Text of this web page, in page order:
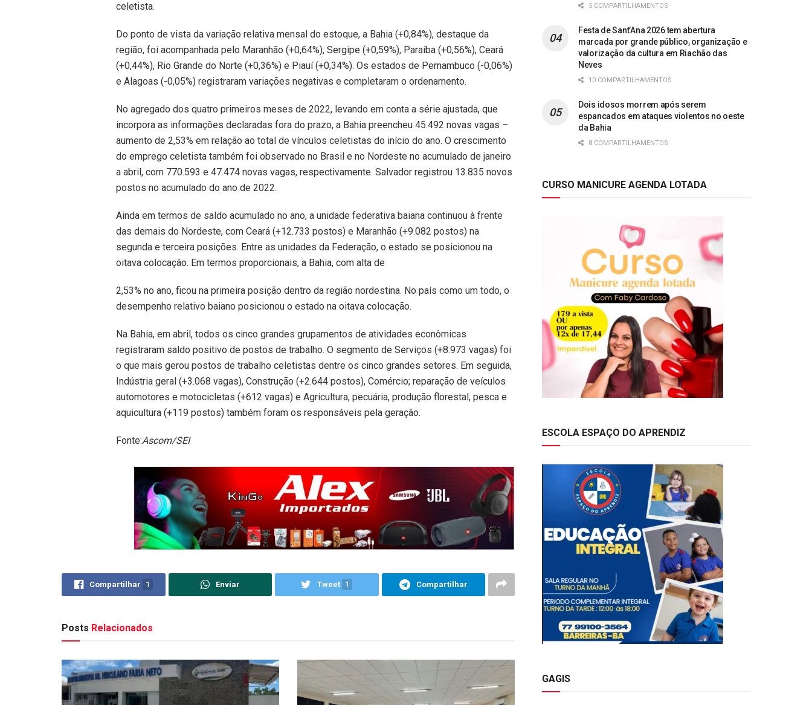
celetista.
Do ponto de vista da variação relativa mensal do estoque, a Bahia (+0,84%), destaque da
região, foi acompanhada pelo Maranhão (+0,64%), Sergipe (+0,59%), Paraíba (+0,56%), Ceará
(+0,44%), Rio Grande do Norte (+0,36%) e Piauí (+0,34%). Os estados de Pernambuco (-0,06%)
e Alagoas (-0,05%) registraram variações negativas e completaram o ordenamento.
No agregado dos quatro primeiros meses de 2022, levando em conta a série ajustada, que
incorpora as informações declaradas fora do prazo, a Bahia preencheu 45.492 novas vagas –
aumento de 2,53% em relação ao total de vínculos celetistas do início do ano. O crescimento
do emprego celetista também foi observado no Brasil e no Nordeste no acumulado de janeiro
a abril, com 770.593 e 47.474 novas vagas, respectivamente. Salvador registrou 13.835 novos
postos no acumulado do ano de 2022.
Ainda em termos de saldo acumulado no ano, a unidade federativa baiana continuou à frente
das demais do Nordeste, com Ceará (+12.733 postos) e Maranhão (+9.082 postos) na
segunda e terceira posições. Entre as unidades da Federação, o estado se posicionou na
oitava colocação. Em termos proporcionais, a Bahia, com alta de
2,53% no ano, ficou na primeira posição dentro da região nordestina. No país como um todo, o
desempenho relativo baiano posicionou o estado na oitava colocação.
Na Bahia, em abril, todos os cinco grandes grupamentos de atividades econômicas
registraram saldo positivo de postos de trabalho. O segmento de Serviços (+8.973 vagas) foi
o que mais gerou postos de trabalho celetistas dentre os cinco grandes setores. Em seguida,
Indústria geral (+3.068 vagas), Construção (+2.644 postos), Comércio; reparação de veículos
automotores e motocicletas (+612 vagas) e Agricultura, pecuária, produção florestal, pesca e
aquicultura (+119 postos) também foram os responsáveis pela geração.
Fonte:Ascom/SEI
Compartilhar 1 Enviar Tweet 1 Compartilhar
Posts Relacionados
5 COMPARTILHAMENTOS
Festa de Sant’Ana 2026 tem abertura
marcada por grande público, organização e
valorização da cultura em Riachão das
Neves
10 COMPARTILHAMENTOS
Dois idosos morrem após serem
espancados em ataques violentos no oeste
da Bahia
8 COMPARTILHAMENTOS
CURSO MANICURE AGENDA LOTADA
ESCOLA ESPAÇO DO APRENDIZ
GAGIS